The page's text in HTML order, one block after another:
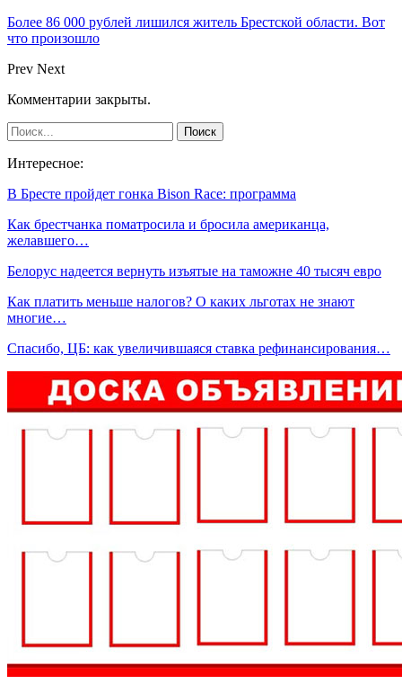
Более 86 000 рублей лишился житель Брестской области. Вот
что произошло
Prev Next
Комментарии закрыты.
Интересное:
В Бресте пройдет гонка Bison Race: программа
Как брестчанка поматросила и бросила американца,
желавшего…
Белорус надеется вернуть изъятые на таможне 40 тысяч евро
Как платить меньше налогов? О каких льготах не знают
многие…
Спасибо, ЦБ: как увеличившаяся ставка рефинансирования…